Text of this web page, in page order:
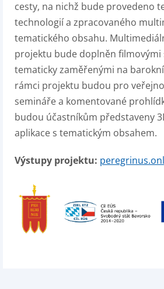
cesty, na nichž bude provedeno
technologií a zpracovaného
tematického obsahu.
projektu bude doplněn filmovými
tematicky zaměřenými na
rámci projektu budou pro
semináře a komentované
budou účastníkům představeny
aplikace s tematickým obsahem.
Výstupy projektu: